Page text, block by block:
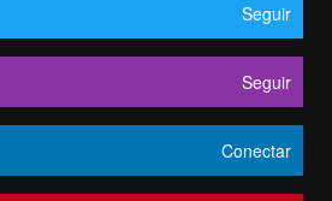
Seguir
Seguir
Conectar